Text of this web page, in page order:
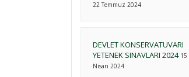
22 Temmuz 2024
DEVLET KONSERVATUVARI
YETENEK SINAVLARI 2024 15
Nisan 2024